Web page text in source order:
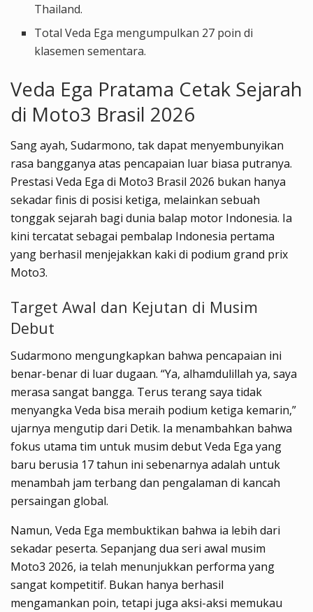
Thailand.
Total Veda Ega mengumpulkan 27 poin di
klasemen sementara.
Veda Ega Pratama Cetak Sejarah
di Moto3 Brasil 2026
Sang ayah, Sudarmono, tak dapat menyembunyikan
rasa bangganya atas pencapaian luar biasa putranya.
Prestasi Veda Ega di Moto3 Brasil 2026 bukan hanya
sekadar finis di posisi ketiga, melainkan sebuah
tonggak sejarah bagi dunia balap motor Indonesia. Ia
kini tercatat sebagai pembalap Indonesia pertama
yang berhasil menjejakkan kaki di podium grand prix
Moto3.
Target Awal dan Kejutan di Musim
Debut
Sudarmono mengungkapkan bahwa pencapaian ini
benar-benar di luar dugaan. “Ya, alhamdulillah ya, saya
merasa sangat bangga. Terus terang saya tidak
menyangka Veda bisa meraih podium ketiga kemarin,”
ujarnya mengutip dari Detik. Ia menambahkan bahwa
fokus utama tim untuk musim debut Veda Ega yang
baru berusia 17 tahun ini sebenarnya adalah untuk
menambah jam terbang dan pengalaman di kancah
persaingan global.
Namun, Veda Ega membuktikan bahwa ia lebih dari
sekadar peserta. Sepanjang dua seri awal musim
Moto3 2026, ia telah menunjukkan performa yang
sangat kompetitif. Bukan hanya berhasil
mengamankan poin, tetapi juga aksi-aksi memukau